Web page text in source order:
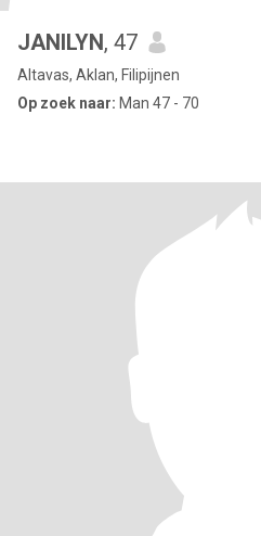
JANILYN, 47
Altavas, Aklan, Filipijnen
Op zoek naar: Man 47 - 70